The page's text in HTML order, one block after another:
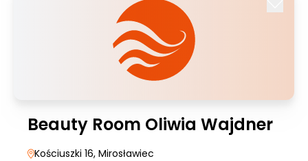
Beauty Room Oliwia Wajdner
Kościuszki 16, Mirosławiec